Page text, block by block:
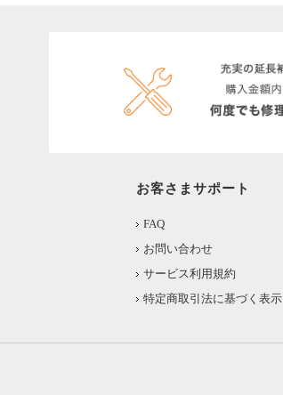
お客さまサポート
FAQ
お問い合わせ
サービス利用規約
特定商取引法に基づく表示